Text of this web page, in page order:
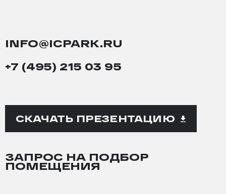
INFO@ICPARK.RU
+7 (495) 215 03 95
СКАЧАТЬ ПРЕЗЕНТАЦИЮ
ЗАПРОС НА ПОДБОР
ПОМЕЩЕНИЯ